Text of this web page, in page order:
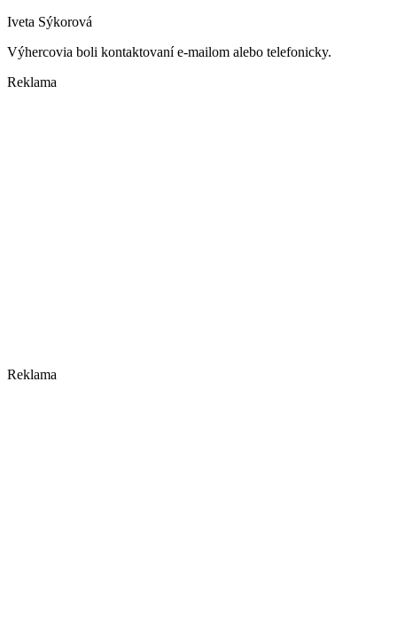
Iveta Sýkorová
Výhercovia boli kontaktovaní e-mailom alebo telefonicky.
Reklama
Reklama